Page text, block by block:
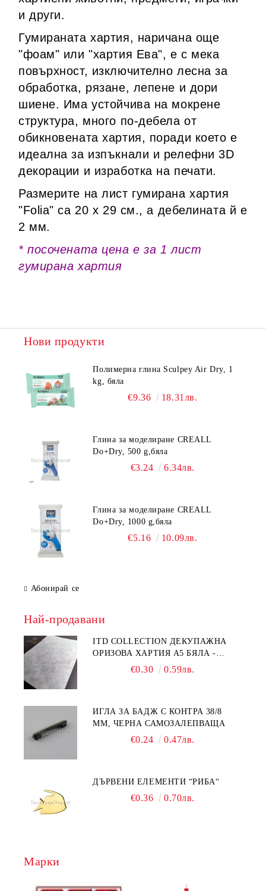
и други.
Гумираната хартия, наричана още
"фоам" или "хартия Ева", е с мека
повърхност, изключително лесна за
обработка, рязане, лепене и дори
шиене. Има устойчива на мокрене
структура, много по-дебела от
обикновената хартия, поради което е
идеална за изпъкнали и релефни 3D
декорации и изработка на печати.
Размерите на лист гумирана хартия
"Folia" са 20 х 29 см., а дебелината й е
2 мм.
* посочената цена е за 1 лист
гумирана хартия
Нови продукти
Полимерна глина Sculpey Air Dry, 1
kg, бяла
€9.36 18.31лв.
Глина за моделиране CREALL
Do+Dry, 500 g,бяла
€3.24 6.34лв.
Глина за моделиране CREALL
Do+Dry, 1000 g,бяла
€5.16 10.09лв.
Абонирай се
Най-продавани
ITD COLLECTION ДЕКУПАЖНА
ОРИЗОВА ХАРТИЯ А5 БЯЛА -
€0.30 0.59лв.
ИГЛА ЗА БАДЖ С КОНТРА 38/8
ММ, ЧЕРНА САМОЗАЛЕПВАЩА
€0.24 0.47лв.
ДЪРВЕНИ ЕЛЕМЕНТИ “РИБА“
€0.36 0.70лв.
Марки